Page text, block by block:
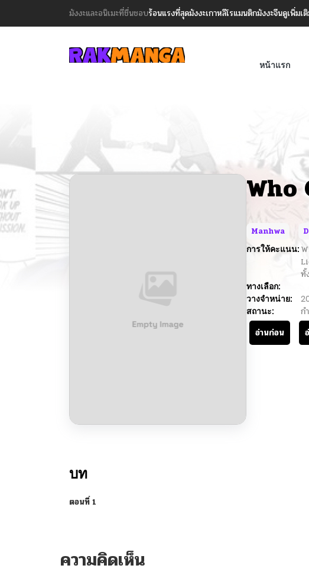
มังงะและอนิเมะที่ชื่นชอบร้อนแรงที่สุดมังงะเกาหลีโรแมนติกมังงะจีนดูเพิ่มเ
หน้าแรก
Who
Manhwa
การให้คะแนน:
ทั้
ทางเลือก:
วางจำหน่าย:
สถานะ:
ก
อ่านก่อน
บท
ตอนที่ 1
ความคิดเห็น